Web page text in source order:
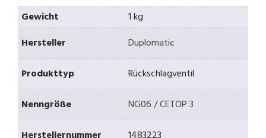
Gewicht
1 kg
Hersteller
Duplomatic
Produkttyp
Rückschlagventil
Nenngröße
NG06 / CETOP 3